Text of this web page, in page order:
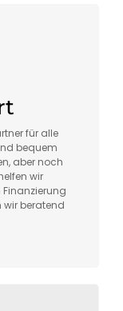
für alle
bequem
aber noch
wir
wir beratend